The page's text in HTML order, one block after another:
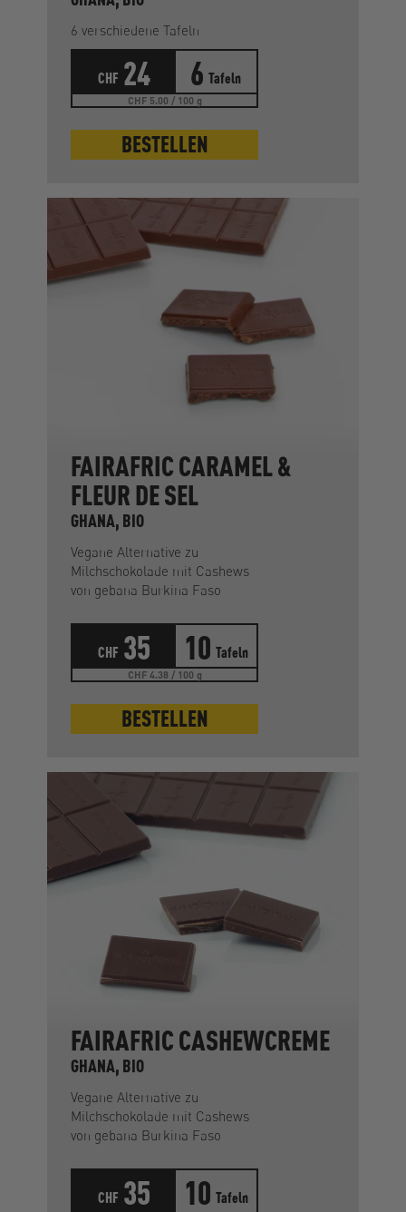
6 verschiedene Tafeln
CHF 24 6 Tafeln
CHF 5.00 / 100 g
BESTELLEN
FAIRAFRIC CARAMEL &
FLEUR DE SEL
GHANA, BIO
Vegane Alternative zu
Milchschokolade mit Cashews
von gebana Burkina Faso
CHF 35 10 Tafeln
CHF 4.38 / 100 g
BESTELLEN
FAIRAFRIC CASHEWCREME
GHANA, BIO
Vegane Alternative zu
Milchschokolade mit Cashews
von gebana Burkina Faso
CHF 35 10 Tafeln